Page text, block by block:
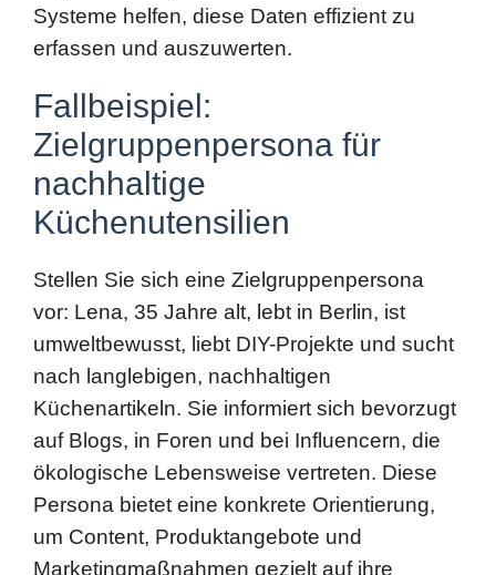
Fallbeispiel:
Zielgruppenpersona für
nachhaltige
Küchenutensilien
Stellen Sie sich eine Zielgruppenpersona
vor: Lena, 35 Jahre alt, lebt in Berlin, ist
nach langlebigen, nachhaltigen
Küchenartikeln. Sie informiert sich bevorzugt
auf Blogs, in Foren und bei Influencern, die
ökologische Lebensweise vertreten. Diese
Persona bietet eine konkrete Orientierung,
um Content, Produktangebote und
Marketingmaßnahmen gezielt auf ihre
Bedürfnisse zuzuschneiden.